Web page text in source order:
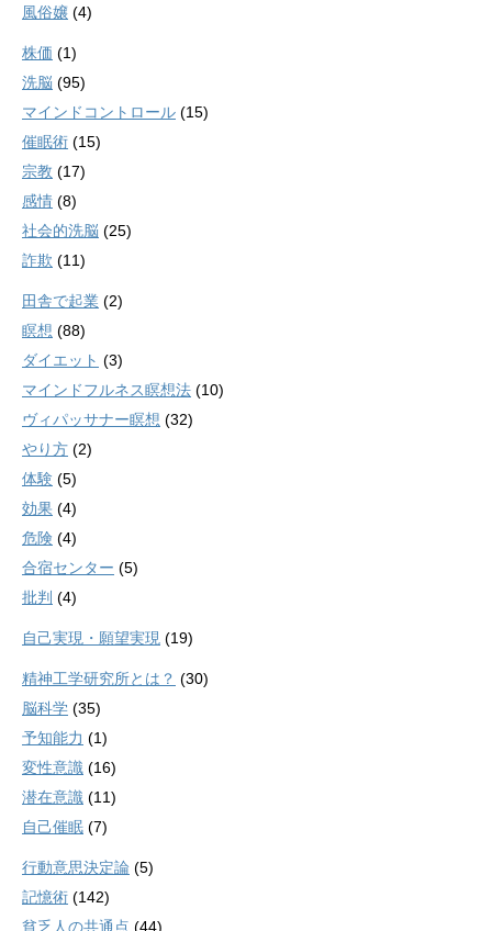
風俗嬢 (4)
株価 (1)
洗脳 (95)
マインドコントロール (15)
催眠術 (15)
宗教 (17)
感情 (8)
社会的洗脳 (25)
詐欺 (11)
田舎で起業 (2)
瞑想 (88)
ダイエット (3)
マインドフルネス瞑想法 (10)
ヴィパッサナー瞑想 (32)
やり方 (2)
体験 (5)
効果 (4)
危険 (4)
合宿センター (5)
批判 (4)
自己実現・願望実現 (19)
精神工学研究所とは？ (30)
脳科学 (35)
予知能力 (1)
変性意識 (16)
潜在意識 (11)
自己催眠 (7)
行動意思決定論 (5)
記憶術 (142)
貧乏人の共通点 (44)